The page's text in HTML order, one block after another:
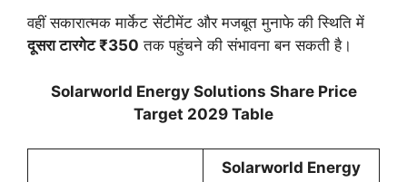
वहीं सकारात्मक मार्केट सेंटीमेंट और मजबूत मुनाफे की स्थिति में
दूसरा टारगेट ₹350 तक पहुंचने की संभावना बन सकती है।
Solarworld Energy Solutions Share Price
Target 2029 Table
Solarworld Energy